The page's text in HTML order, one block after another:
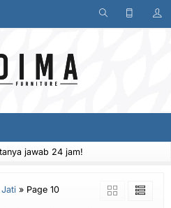
jawab 24 jam!
» Page 10